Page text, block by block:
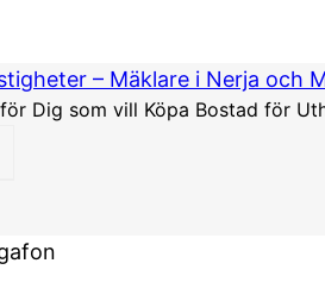
– Mäklare i Nerja och
Dig som vill Köpa Bostad för